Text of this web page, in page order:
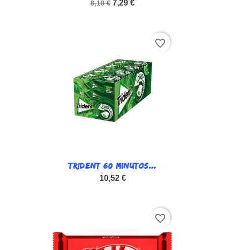
8,10 € 7,29 €
TRIDENT 60 MINUTOS...
10,52 €
favorite_border
favorite_border